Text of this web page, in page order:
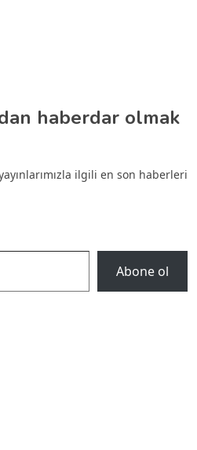
haberdar olmak
ilgili en son haberleri
Abone ol